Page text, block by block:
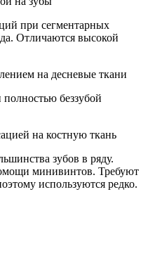
при сегментарных
Отличаются высокой
беззубой
зубов в ряду.
минивинтов. Требуют
используются редко.